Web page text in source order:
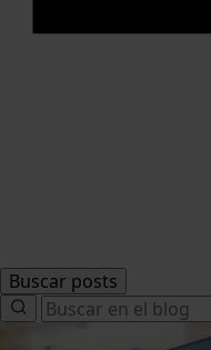
Buscar posts
Search
for: